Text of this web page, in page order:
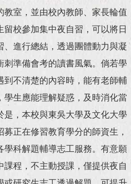
室，並由校內教師、家長輪值
留校參加集中夜自習，可以將日
、進行總結，透過團體動力與凝
刺準備會考的讀書風氣。倘若學
到不清楚的內容時，能有老師輔
學生應能理解疑惑，及時消化當
是，本校與東吳大學及文化大學
正在修習教育學分的師資生，
學科解題輔導志工服務。有意願
課程，不主動授課，僅提供夜自